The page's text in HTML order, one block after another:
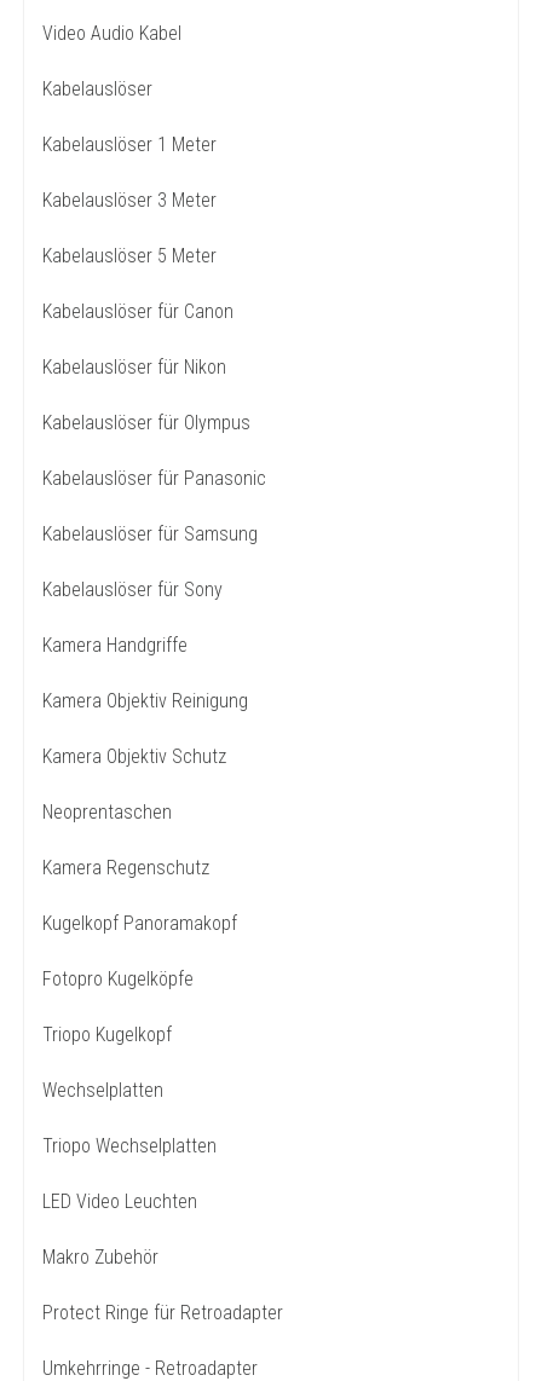
Video Audio Kabel
Kabelauslöser
Kabelauslöser 1 Meter
Kabelauslöser 3 Meter
Kabelauslöser 5 Meter
Kabelauslöser für Canon
Kabelauslöser für Nikon
Kabelauslöser für Olympus
Kabelauslöser für Panasonic
Kabelauslöser für Samsung
Kabelauslöser für Sony
Kamera Handgriffe
Kamera Objektiv Reinigung
Kamera Objektiv Schutz
Neoprentaschen
Kamera Regenschutz
Kugelkopf Panoramakopf
Fotopro Kugelköpfe
Triopo Kugelkopf
Wechselplatten
Triopo Wechselplatten
LED Video Leuchten
Makro Zubehör
Protect Ringe für Retroadapter
Umkehrringe - Retroadapter